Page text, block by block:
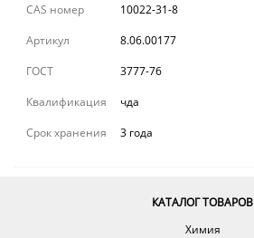
CAS номер
10022-31-8
Артикул
8.06.00177
ГОСТ
3777-76
Квалификация
чда
Срок хранения
3 года
КАТАЛОГ ТОВАРОВ
Химия